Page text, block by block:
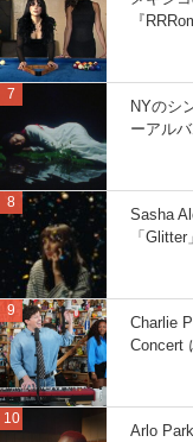
『
NYのシ
ーアル
Sasha
「
Charlie
Concert
Arlo